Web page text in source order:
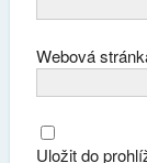
Webová
Uložit do